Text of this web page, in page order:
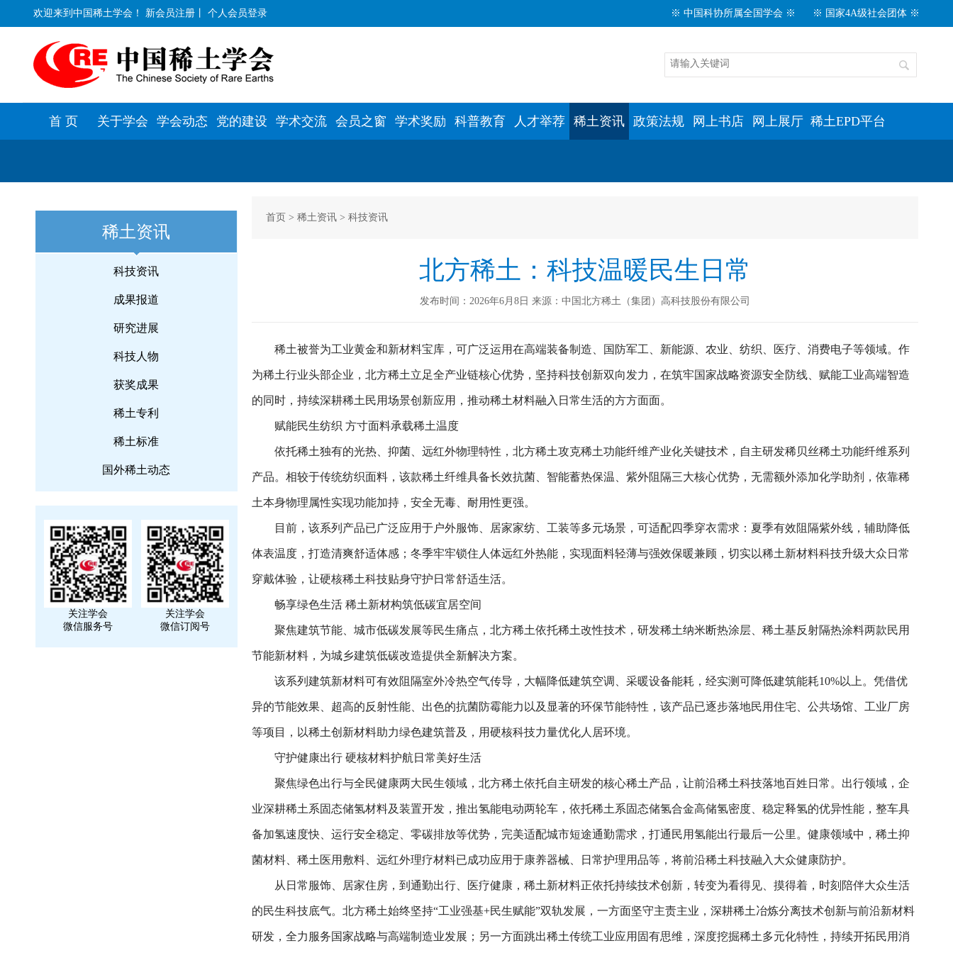
欢迎来到中国稀土学会！ 新会员注册 个人会员登录 ※ 中国科协所属全国学会 ※ ※ 国家4A级社会团体 ※
首 页 关于学会 学会动态 党的建设 学术交流 会员之窗 学术奖励 科普教育 人才举荐 稀土资讯 政策法规 网上书店 网上展厅 稀土EPD平台
稀土资讯
科技资讯
成果报道
研究进展
科技人物
获奖成果
稀土专利
稀土标准
国外稀土动态
关注学会
微信服务号
关注学会
微信订阅号
首页 > 稀土资讯> 科技资讯
北方稀土：科技温暖民生日常
发布时间：2026年6月8日 来源：中国北方稀土（集团）高科技股份有限公司
稀土被誉为工业黄金和新材料宝库，可广泛运用在高端装备制造、国防军工、新能源、农业、纺织、医疗、消费电子等领域。作
为稀土行业头部企业，北方稀土立足全产业链核心优势，坚持科技创新双向发力，在筑牢国家战略资源安全防线、赋能工业高端智造
的同时，持续深耕稀土民用场景创新应用，推动稀土材料融入日常生活的方方面面。
赋能民生纺织 方寸面料承载稀土温度
依托稀土独有的光热、抑菌、远红外物理特性，北方稀土攻克稀土功能纤维产业化关键技术，自主研发稀贝丝稀土功能纤维系列
产品。相较于传统纺织面料，该款稀土纤维具备长效抗菌、智能蓄热保温、紫外阻隔三大核心优势，无需额外添加化学助剂，依靠稀
土本身物理属性实现功能加持，安全无毒、耐用性更强。
目前，该系列产品已广泛应用于户外服饰、居家家纺、工装等多元场景，可适配四季穿衣需求：夏季有效阻隔紫外线，辅助降低
体表温度，打造清爽舒适体感；冬季牢牢锁住人体远红外热能，实现面料轻薄与强效保暖兼顾，切实以稀土新材料科技升级大众日常
穿戴体验，让硬核稀土科技贴身守护日常舒适生活。
畅享绿色生活 稀土新材构筑低碳宜居空间
聚焦建筑节能、城市低碳发展等民生痛点，北方稀土依托稀土改性技术，研发稀土纳米断热涂层、稀土基反射隔热涂料两款民用
节能新材料，为城乡建筑低碳改造提供全新解决方案。
该系列建筑新材料可有效阻隔室外冷热空气传导，大幅降低建筑空调、采暖设备能耗，经实测可降低建筑能耗10%以上。凭借优
异的节能效果、超高的反射性能、出色的抗菌防霉能力以及显著的环保节能特性，该产品已逐步落地民用住宅、公共场馆、工业厂房
等项目，以稀土创新材料助力绿色建筑普及，用硬核科技力量优化人居环境。
守护健康出行 硬核材料护航日常美好生活
聚焦绿色出行与全民健康两大民生领域，北方稀土依托自主研发的核心稀土产品，让前沿稀土科技落地百姓日常。出行领域，企
业深耕稀土系固态储氢材料及装置开发，推出氢能电动两轮车，依托稀土系固态储氢合金高储氢密度、稳定释氢的优异性能，整车具
备加氢速度快、运行安全稳定、零碳排放等优势，完美适配城市短途通勤需求，打通民用氢能出行最后一公里。健康领域中，稀土抑
菌材料、稀土医用敷料、远红外理疗材料已成功应用于康养器械、日常护理用品等，将前沿稀土科技融入大众健康防护。
从日常服饰、居家住房，到通勤出行、医疗健康，稀土新材料正依托持续技术创新，转变为看得见、摸得着，时刻陪伴大众生活
的民生科技底气。北方稀土始终坚持“工业强基+民生赋能”双轨发展，一方面坚守主责主业，深耕稀土冶炼分离技术创新与前沿新材料
研发，全力服务国家战略与高端制造业发展；另一方面跳出稀土传统工业应用固有思维，深度挖掘稀土多元化特性，持续开拓民用消